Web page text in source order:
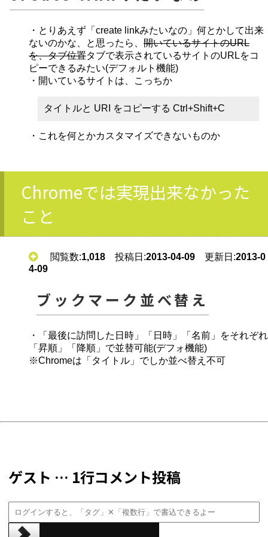
・とりあえず「create linkみたいなの」何とかして出来
ないのかな、と思ったら、 開いているサイトのURL
を、タブ位置タブで表示されているサイトのURLをコ
ピーできるみたい(デフォルト機能)
・開いているサイトは、こっちか
タイトルと URI をコピーする Ctrl+Shift+C
・これを何とかカスタマイズできないものか
Chromeでは実現出来なかった
こと
閲覧数:1,018 投稿日:2013-04-09 更新日:2013-0
4-09
ブックマーク並べ替え
・「最後に訪問した日時」「日時」「名前」をそれぞれ
「昇順」「降順」で並替可能(デフォ機能)
※Chromeは「タイトル」でしか並べ替え不可
ゲスト … 1行コメント投稿